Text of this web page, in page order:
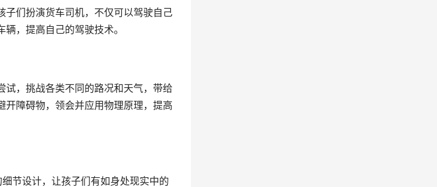
子们扮演货车司机，不仅可以驾驶自己
，提高自己的驾驶技术。
试，挑战各类不同的路况和天气，带给
障碍物，领会并应用物理原理，提高
节设计，让孩子们有如身处现实中的